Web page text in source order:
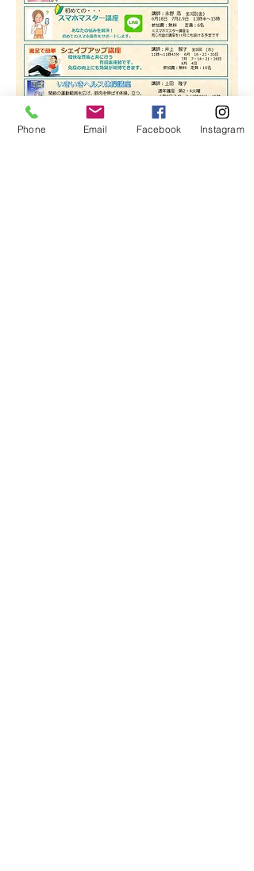
Phone Email Facebook Instagram